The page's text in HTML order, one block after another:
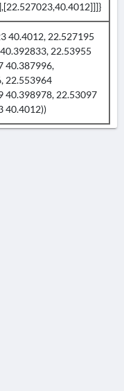
40.4012, 22.527195
22.53955
40.387996,
22.553964
40.398978, 22.53097
40.4012))